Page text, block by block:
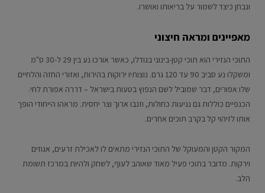
ונבחן כיצד לשמור על בריאותו ואושרו.
מאפיינים ומראה חיצוני
התוכי הנזירי הוא תוכי קטן-בינוני בגודלו, כאשר אורכו נע בין 29 ל-30 ס"מ
ומשקלו נע סביב 90 עד 120 גרם. נוצותיו ירוקות בהירות, ואזורי החזה והלחיים
שלו אפורים, דבר שמוביל לשם הנפוץ בטעות בישראל – דררה אפורת לחי.
הכנפיים כוללות גם נגיעות כחולות, וזנבו ארוך וצר יחסית. מראהו הייחודי הופך
אותו לזיהוי קל בקרב תוכים אחרים.
המקור הקטן והמעוקל של התוכי הנזירי מתאים לו לאכילת זרעים, אגוזים
וירקות. מדובר בתוכי פעיל מאוד שאוהב לעוף, לשחק ולהיות במרכז תשומת
הלב.